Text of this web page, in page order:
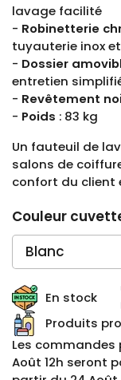
lavage facilité
- Robinetterie
tuyauterie inox
- Dossier
entretien
- Revêtement
- Poids : 83 kg
Un fauteuil de
salons de
confort du client
Couleur
En stock
Produits
Les commandes
Août 12h seront